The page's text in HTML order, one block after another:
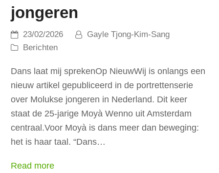
jongeren
23/02/2026
Gayle Tjong-Kim-Sang
Berichten
Dans laat mij sprekenOp NieuwWij is onlangs een
nieuw artikel gepubliceerd in de portrettenserie
over Molukse jongeren in Nederland. Dit keer
staat de 25-jarige Moyà Wenno uit Amsterdam
centraal.Voor Moyà is dans meer dan beweging:
het is haar taal. “Dans…
Read more